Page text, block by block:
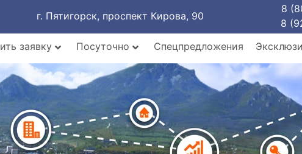
г. Пятигорск, проспект Кирова, 90
8
8
заявку Посуточно Спецпредложения